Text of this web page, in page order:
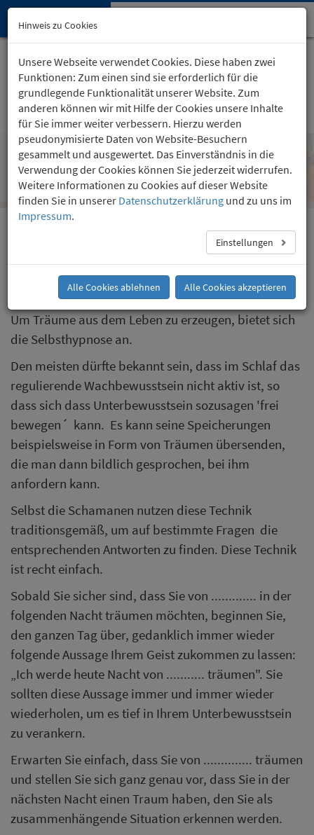
Hypnose-Institut
(0221) 36 757 24
Selbsthypnose zur Steuerung von
Träumen
Selbsthypnose zur Steuerung von
Träumen
Um Träume aus dem Leben zu erzeugen, bietet sich
die Selbsthypnose an.
Den meisten dürfte bekannt sein, dass im Schlaf das
regulierende Wachbewusstsein nicht aktiv ist, so
dass sich dass Unterbewusstsein sozusagen 'frei
bewegen´ kann. Es kann seine Speicherungen
beispielsweise in Form von Träumen übersenden,
die man dann bildlich gesprochen, bei ihm
anfordern kann.
Selbst die Schamanen nutzen diese Technik
traditionsgemäß, um auf bestimmte Fragen die
entsprechenden Antworten zu finden. Diese Technik
ist recht einfach.
Sobald Sie sicher sind, dass Sie von ............. in der
folgenden Nacht träumen möchten, beginnen Sie,
den ganzen Tag über, gedanklich immer wieder
folgende Aussage Ihrem Geist zukommen zu lassen:
„Ich werde heute Nacht von ........... träumen". Sie
sollten diese Aussage immer und immer wieder
wiederholen, um es tief in Ihrem Unterbewusstsein
zu verankern.
Erwarten Sie einfach, dass Sie von .............. träumen
und stellen Sie sich ganz genau vor, dass Sie in der
nächsten Nacht einen Traum haben, den Sie als
zusammenhängende Situation erkennen werden.
Hinweis zu Cookies
Unsere Webseite verwendet Cookies. Diese haben zwei
Funktionen: Zum einen sind sie erforderlich für die
grundlegende Funktionalität unserer Website. Zum
anderen können wir mit Hilfe der Cookies unsere Inhalte
für Sie immer weiter verbessern. Hierzu werden
pseudonymisierte Daten von Website-Besuchern
gesammelt und ausgewertet. Das Einverständnis in die
Verwendung der Cookies können Sie jederzeit widerrufen.
Weitere Informationen zu Cookies auf dieser Website
finden Sie in unserer Datenschutzerklärung und zu uns im
Impressum.
Einstellungen
Alle Cookies ablehnen Alle Cookies akzeptieren